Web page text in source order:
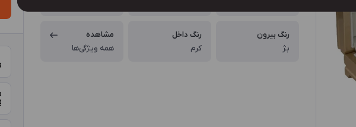
رنگ بیرون
بژ
رنگ داخل
کرم
مشاهده
همه ویژگی‌ها